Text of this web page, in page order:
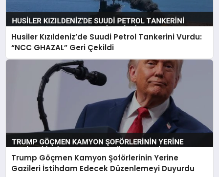
Husiler Kızıldeniz’de Suudi Petrol Tankerini Vurdu:
“NCC GHAZAL” Geri Çekildi
Trump Göçmen Kamyon Şoförlerinin Yerine
Gazileri İstihdam Edecek Düzenlemeyi Duyurdu